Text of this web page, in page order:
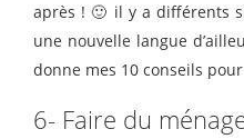
après ! 🙂 il y a différents
une nouvelle langue
donne mes 10 conseils
6- Faire du